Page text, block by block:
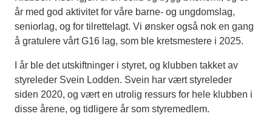
år med god aktivitet for våre barne- og ungdomslag,
seniorlag, og for tilrettelagt. Vi ønsker også nok en gang
å gratulere vårt G16 lag, som ble kretsmestere i 2025.
I år ble det utskiftninger i styret, og klubben takket av
styreleder Svein Lodden. Svein har vært styreleder
siden 2020, og vært en utrolig ressurs for hele klubben i
disse årene, og tidligere år som styremedlem.